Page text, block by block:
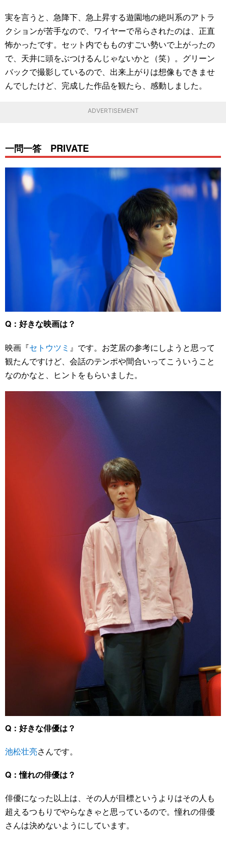
実を言うと、急降下、急上昇する遊園地の絶叫系のアトラ
クションが苦手なので、ワイヤーで吊らされたのは、正直
怖かったです。セット内でもものすごい勢いで上がったの
で、天井に頭をぶつけるんじゃないかと（笑）。グリーン
バックで撮影しているので、出来上がりは想像もできませ
んでしたけど、完成した作品を観たら、感動しました。
ADVERTISEMENT
一問一答 PRIVATE
Q：好きな映画は？
映画『セトウツミ 』です。お芝居の参考にしようと思って
観たんですけど、会話のテンポや間合いってこういうこと
なのかなと、ヒントをもらいました。
Q：好きな俳優は？
池松壮亮さんです。
Q：憧れの俳優は？
俳優になった以上は、その人が目標というよりはその人も
超えるつもりでやらなきゃと思っているので。憧れの俳優
さんは決めないようにしています。